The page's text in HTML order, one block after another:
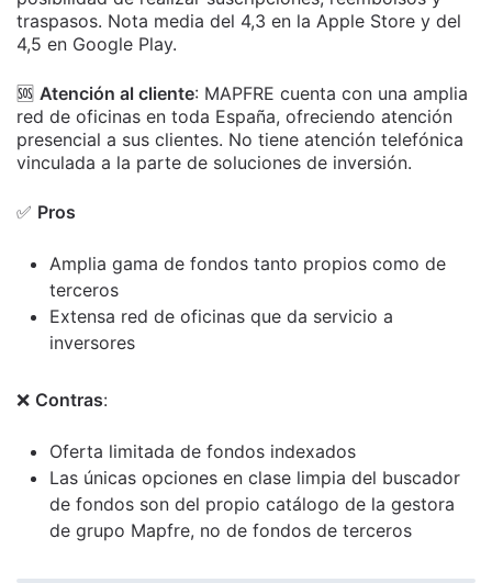
traspasos. Nota media del 4,3 en la Apple Store y del
4,5 en Google Play.
🆘 Atención al cliente: MAPFRE cuenta con una amplia
red de oficinas en toda España, ofreciendo atención
presencial a sus clientes. No tiene atención telefónica
vinculada a la parte de soluciones de inversión.
✅ Pros
Amplia gama de fondos tanto propios como de
terceros
Extensa red de oficinas que da servicio a
inversores
❌ Contras:
Oferta limitada de fondos indexados
Las únicas opciones en clase limpia del buscador
de fondos son del propio catálogo de la gestora
de grupo Mapfre, no de fondos de terceros